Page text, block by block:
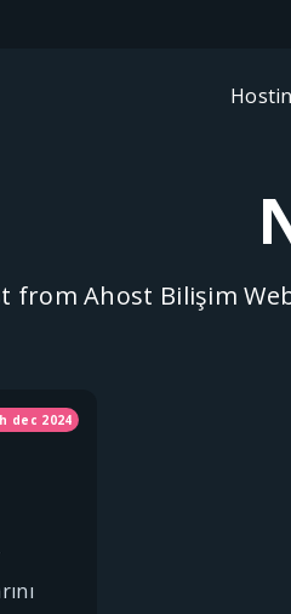
from Ahost Bilişim
dec 2024